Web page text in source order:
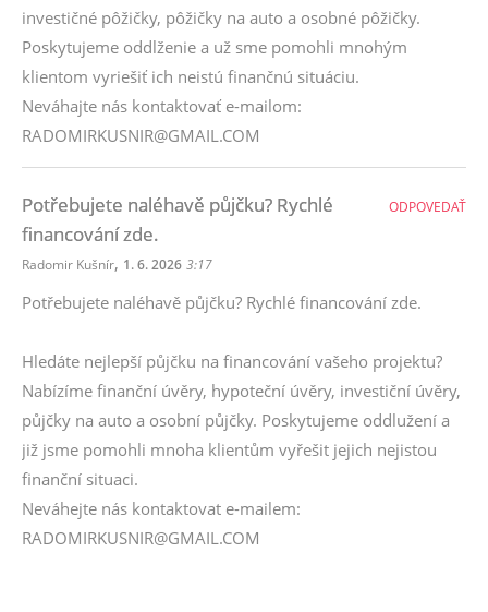
investičné pôžičky, pôžičky na auto a osobné pôžičky.
Poskytujeme oddlženie a už sme pomohli mnohým
klientom vyriešiť ich neistú finančnú situáciu.
Neváhajte nás kontaktovať e-mailom:
RADOMIRKUSNIR@GMAIL.COM
Potřebujete naléhavě půjčku? Rychlé
financování zde.
Radomir Kušnír, 1. 6. 2026 3:17
Potřebujete naléhavě půjčku? Rychlé financování zde.
Hledáte nejlepší půjčku na financování vašeho projektu?
Nabízíme finanční úvěry, hypoteční úvěry, investiční úvěry,
půjčky na auto a osobní půjčky. Poskytujeme oddlužení a
již jsme pomohli mnoha klientům vyřešit jejich nejistou
finanční situaci.
Neváhejte nás kontaktovat e-mailem:
RADOMIRKUSNIR@GMAIL.COM
ODPOVEDAŤ